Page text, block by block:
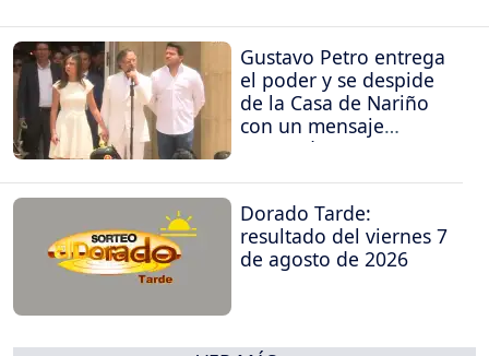
Gustavo Petro entrega
el poder y se despide
de la Casa de Nariño
con un mensaje
contundente
Dorado Tarde:
resultado del viernes 7
de agosto de 2026